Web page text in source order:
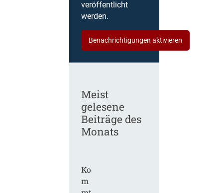
veröffentlicht
werden.
Benachrichtigungen aktivieren
Meist
gelesene
Beiträge des
Monats
Ko
m